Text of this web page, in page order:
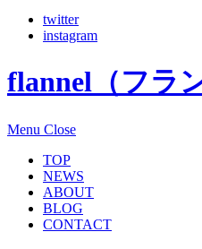
twitter
instagram
flannel（フラ
Menu Close
TOP
NEWS
ABOUT
BLOG
CONTACT